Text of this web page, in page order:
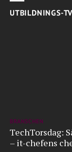
UTBILDNINGS-TV
BRANSCHEN
TechTorsdag:
– it-chefens